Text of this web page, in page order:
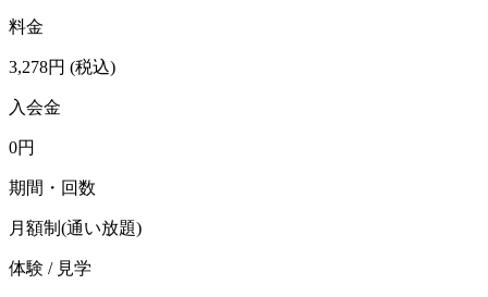
料金
3,278円 (税込)
入会金
0円
期間・回数
月額制(通い放題)
体験 / 見学